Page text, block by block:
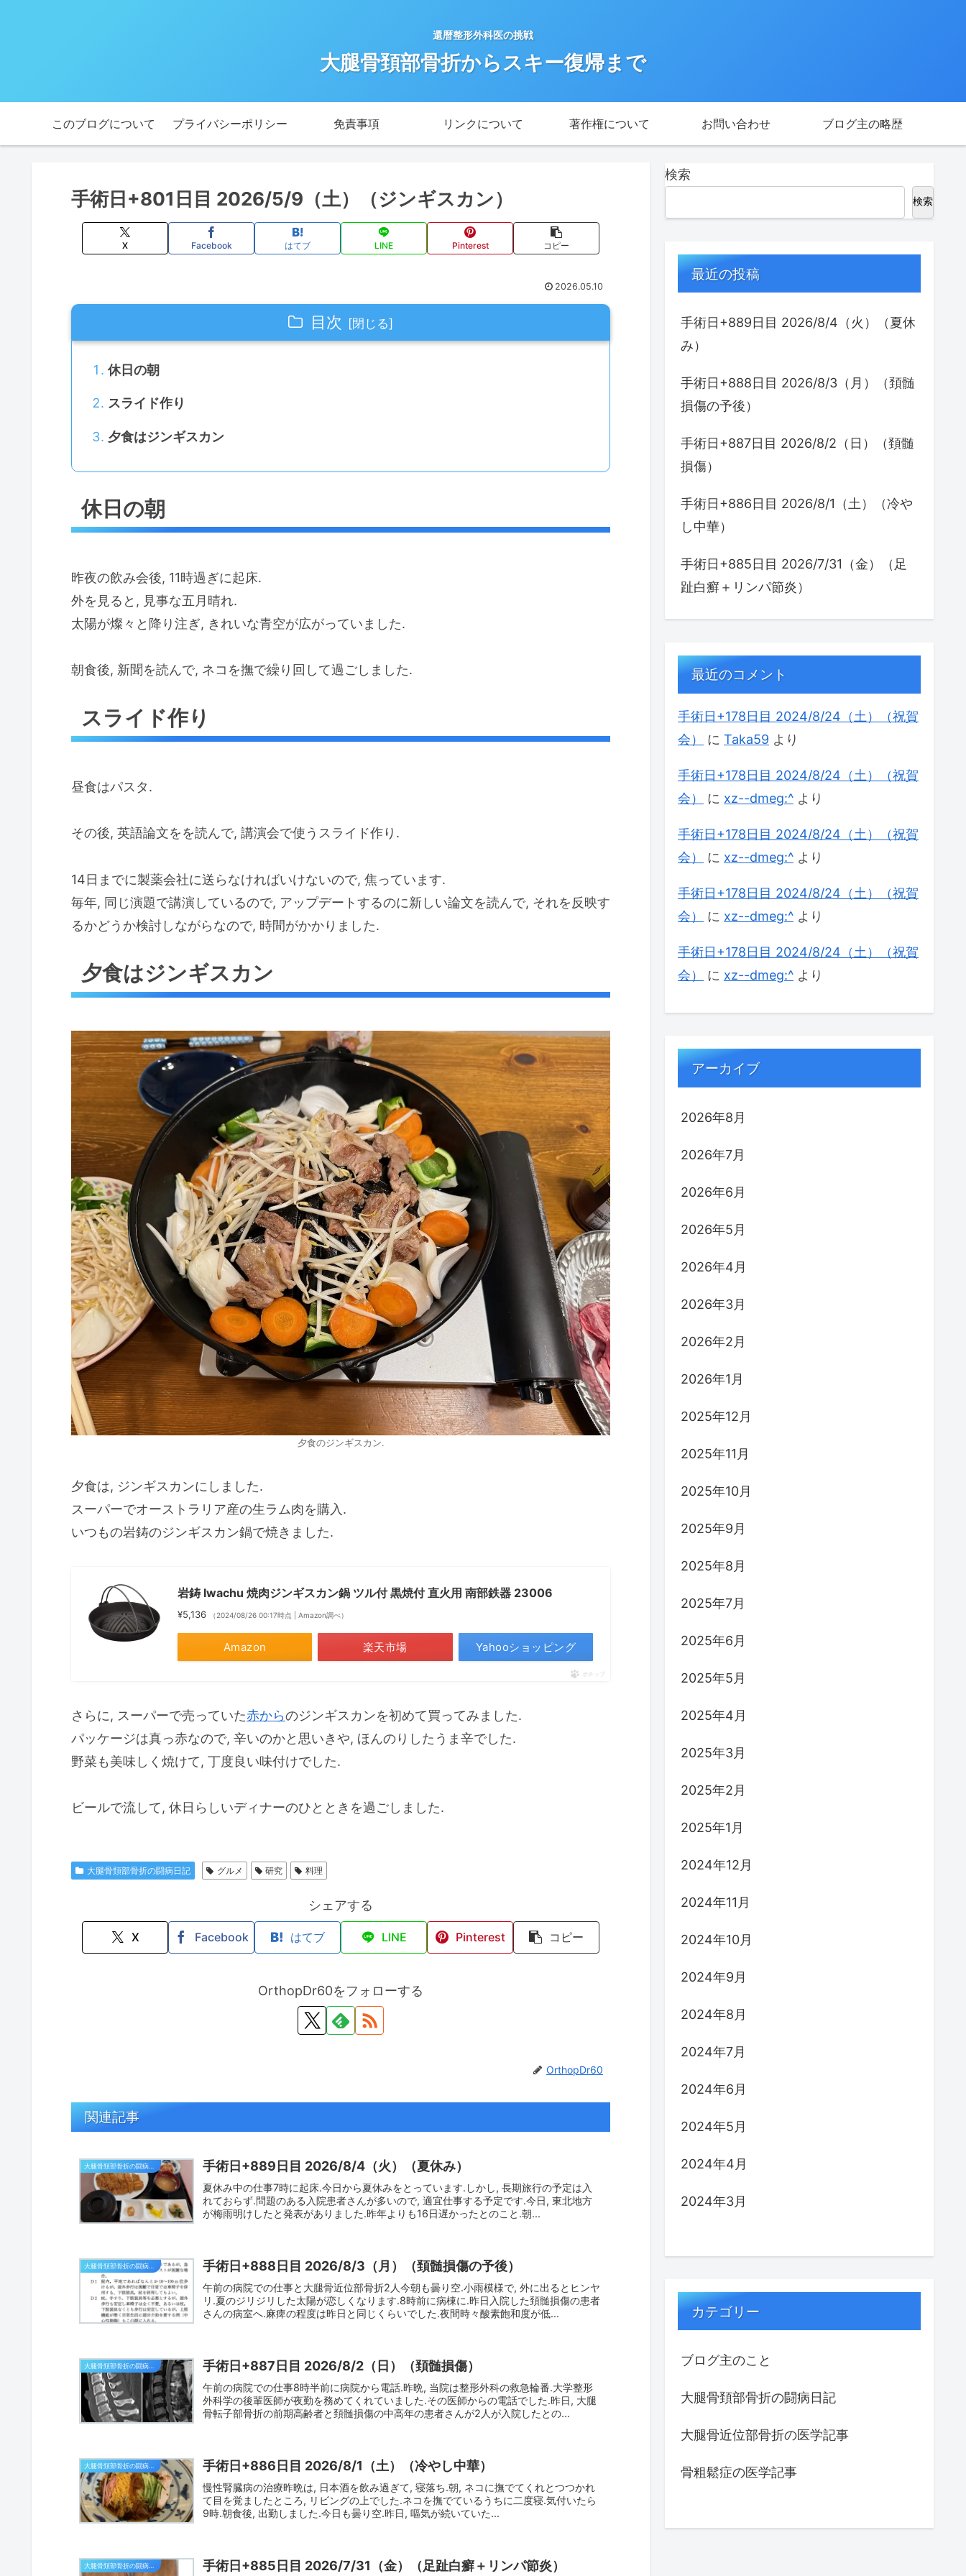
還暦整形外科医の挑戦
大腿骨頚部骨折からスキー復帰まで
このブログについて プライバシーポリシー 免責事項 リンクについて 著作権について お問い合わせ ブログ主の略歴
手術日+801日目 2026/5/9（土）（ジンギスカン）
X Facebook はてブ LINE Pinterest コピー
2026.05.10
目次
休日の朝
スライド作り
夕食はジンギスカン
休日の朝
昨夜の飲み会後, 11時過ぎに起床.
外を見ると, 見事な五月晴れ.
太陽が燦々と降り注ぎ, きれいな青空が広がっていました.
朝食後, 新聞を読んで, ネコを撫で繰り回して過ごしました.
スライド作り
昼食はパスタ.
その後, 英語論文をを読んで, 講演会で使うスライド作り.
14日までに製薬会社に送らなければいけないので, 焦っています.
毎年, 同じ演題で講演しているので, アップデートするのに新しい論文を読んで, それを反映す
るかどうか検討しながらなので, 時間がかかりました.
夕食はジンギスカン
夕食のジンギスカン.
夕食は, ジンギスカンにしました.
スーパーでオーストラリア産の生ラム肉を購入.
いつもの岩鋳のジンギスカン鍋で焼きました.
岩鋳 Iwachu 焼肉ジンギスカン鍋 ツル付 黒焼付 直火用 南部鉄器 23006
¥5,136 （2024/08/26 00:17時点 | Amazon調べ）
Amazon 楽天市場 Yahooショッピング
ポチップ
さらに, スーパーで売っていた赤からのジンギスカンを初めて買ってみました.
パッケージは真っ赤なので, 辛いのかと思いきや, ほんのりしたうま辛でした.
野菜も美味しく焼けて, 丁度良い味付けでした.
ビールで流して, 休日らしいディナーのひとときを過ごしました.
大腿骨頚部骨折の闘病日記 グルメ 研究 料理
シェアする
X Facebook はてブ LINE Pinterest コピー
OrthopDr60をフォローする
OrthopDr60
関連記事
手術日+889日目 2026/8/4（火）（夏休み）
夏休み中の仕事7時に起床.今日から夏休みをとっています.しかし, 長期旅行の予定は入
れておらず.問題のある入院患者さんが多いので, 適宜仕事する予定です.今日, 東北地方
が梅雨明けしたと発表がありました.昨年よりも16日遅かったとのこと.朝...
手術日+888日目 2026/8/3（月）（頚髄損傷の予後）
午前の病院での仕事と大腿骨近位部骨折2人今朝も曇り空.小雨模様で, 外に出るとヒンヤ
リ.夏のジリジリした太陽が恋しくなります.8時前に病棟に.昨日入院した頚髄損傷の患者
さんの病室へ.麻痺の程度は昨日と同じくらいでした.夜間時々酸素飽和度が低...
手術日+887日目 2026/8/2（日）（頚髄損傷）
午前の病院での仕事8時半前に病院から電話.昨晩, 当院は整形外科の救急輪番.大学整形
外科学の後輩医師が夜勤を務めてくれていました.その医師からの電話でした.昨日, 大腿
骨転子部骨折の前期高齢者と頚髄損傷の中高年の患者さんが2人が入院したとの...
手術日+886日目 2026/8/1（土）（冷やし中華）
慢性腎臓病の治療昨晩は, 日本酒を飲み過ぎて, 寝落ち.朝, ネコに撫でてくれとつつかれ
て目を覚ましたところ, リビングの上でした.ネコを撫でているうちに二度寝.気付いたら
9時.朝食後, 出勤しました.今日も曇り空.昨日, 嘔気が続いていた...
手術日+885日目 2026/7/31（金）（足趾白癬＋リンパ節炎）
検索
検索
最近の投稿
手術日+889日目 2026/8/4（火）（夏休
み）
手術日+888日目 2026/8/3（月）（頚髄
損傷の予後）
手術日+887日目 2026/8/2（日）（頚髄
損傷）
手術日+886日目 2026/8/1（土）（冷や
し中華）
手術日+885日目 2026/7/31（金）（足
趾白癬＋リンパ節炎）
最近のコメント
手術日+178日目 2024/8/24（土）（祝賀
会）
に Taka59 より
手術日+178日目 2024/8/24（土）（祝賀
会）
に xz--dmeg:^ より
手術日+178日目 2024/8/24（土）（祝賀
会）
に xz--dmeg:^ より
手術日+178日目 2024/8/24（土）（祝賀
会）
に xz--dmeg:^ より
手術日+178日目 2024/8/24（土）（祝賀
会）
に xz--dmeg:^ より
アーカイブ
2026年8月
2026年7月
2026年6月
2026年5月
2026年4月
2026年3月
2026年2月
2026年1月
2025年12月
2025年11月
2025年10月
2025年9月
2025年8月
2025年7月
2025年6月
2025年5月
2025年4月
2025年3月
2025年2月
2025年1月
2024年12月
2024年11月
2024年10月
2024年9月
2024年8月
2024年7月
2024年6月
2024年5月
2024年4月
2024年3月
カテゴリー
ブログ主のこと
大腿骨頚部骨折の闘病日記
大腿骨近位部骨折の医学記事
骨粗鬆症の医学記事